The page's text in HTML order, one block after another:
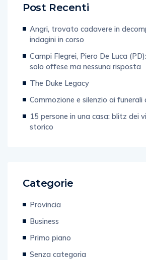
Post Recenti
Angri, trovato cadavere in
indagini in corso
Campi Flegrei, Piero De Luca
solo offese ma nessuna risposta
The Duke Legacy
Commozione e silenzio ai funerali
15 persone in una casa: blitz dei
storico
Categorie
Provincia
Business
Primo piano
Senza categoria